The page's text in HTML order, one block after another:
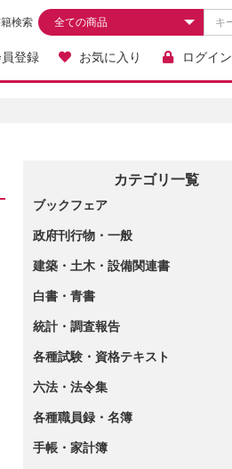
検索
登録 お気に入り ログイン
カテゴリ一覧
ブックフェア
政府刊行物・一般
建築・土木・設備関連書
白書・青書
統計・調査報告
各種試験・資格テキスト
六法・法令集
各種職員録・名簿
手帳・家計簿